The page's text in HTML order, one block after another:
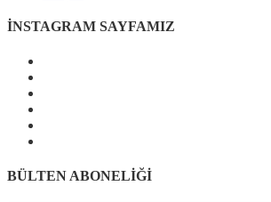
İNSTAGRAM SAYFAMIZ
BÜLTEN ABONELİĞİ